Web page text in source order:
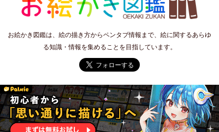
お絵かき図鑑は、絵の描き方からペンタブ情報まで、絵に関するあらゆ
る知識・情報を集めることを目指しています。